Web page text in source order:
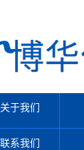
关于我们
联系我们